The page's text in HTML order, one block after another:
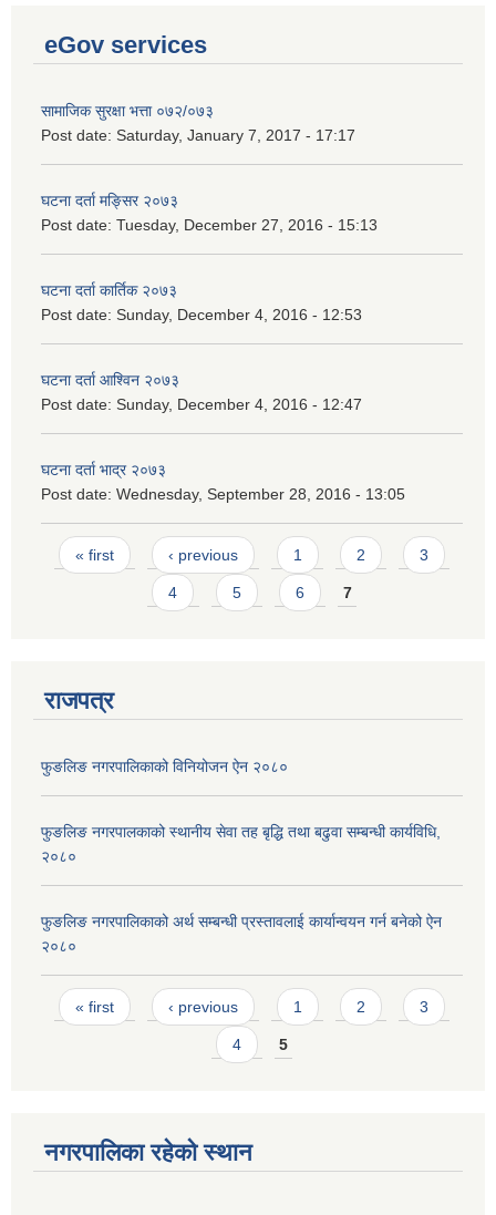
eGov services
सामाजिक सुरक्षा भत्ता ०७२/०७३
Post date: Saturday, January 7, 2017 - 17:17
घटना दर्ता मङ्सिर २०७३
Post date: Tuesday, December 27, 2016 - 15:13
घटना दर्ता कार्तिक २०७३
Post date: Sunday, December 4, 2016 - 12:53
घटना दर्ता आश्विन २०७३
Post date: Sunday, December 4, 2016 - 12:47
घटना दर्ता भाद्र २०७३
Post date: Wednesday, September 28, 2016 - 13:05
Pages
« first ‹ previous 1 2 3
4 5 6 7
राजपत्र
फुङलिङ नगरपालिकाको विनियोजन ऐन २०८०
फुङलिङ नगरपालकाको स्थानीय सेवा तह बृद्धि तथा बढुवा सम्बन्धी कार्यविधि,
२०८०
फुङलिङ नगरपालिकाको अर्थ सम्बन्धी प्रस्तावलाई कार्यान्वयन गर्न बनेको ऐन
२०८०
Pages
« first ‹ previous 1 2 3
4 5
नगरपालिका रहेको स्थान